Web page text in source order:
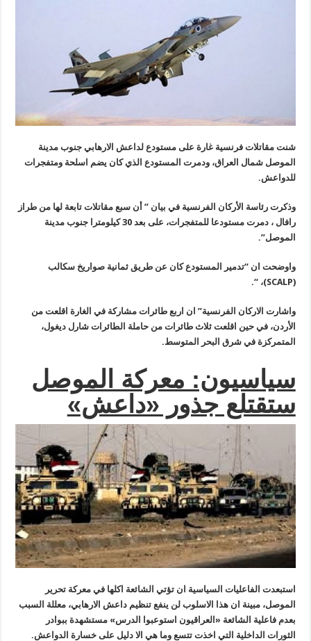
شنت مقاتلات فرنسية غارة على مستودع لداعش الارهابي جنوب مدينة
الموصل شمال العراق، ودمرت المستودع الذي كان يضم اسلحة ومتفجرات
للدواعش.
وذكرت رئاسة الأركان الفرنسية في بيان ” أن سبع مقاتلات تابعة لها من طراز
رافال ، دمرت مستودعا للمتفجرات، على بعد 30 كيلومترا جنوب مدينة
الموصل”.
واوضحت ان “تدمير المستودع كان عن طريق ثمانية صواريخ سكالب
(SCALP)، “.
واشارت الاركان الفرنسية” ان اربع طائرات مشاركة في الغارة اقلعت من
الأردن، في حين اقلعت ثلاث طائرات من حاملة الطائرات شارل ديغول،
المتمركزة في شرق البحر المتوسط.
سياسيون: معركة الموصل
ستقتلع جذور «داعش»
استبعدت الفاعليات السياسية ان تؤتي الشائعة اكلها في معركة تحرير
الموصل، مبينة ان هذا الاسلوب لن ينفع تنظيم داعش الارهابي، معللة السبب
بعدم فاعلية الشائعة «العراقيون استوعبوا الدرس» مستشهدة ببوادر
الثورات الداخلية التي اخذت تتسع وما هي الا دليل على خسارة الدواعش.